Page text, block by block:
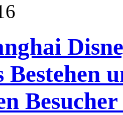
Bestehen
Besucher